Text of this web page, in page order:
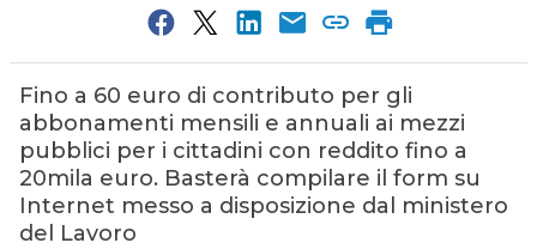
Fino a 60 euro di contributo per gli
abbonamenti mensili e annuali ai mezzi
pubblici per i cittadini con reddito fino a
20mila euro. Basterà compilare il form su
Internet messo a disposizione dal ministero
del Lavoro